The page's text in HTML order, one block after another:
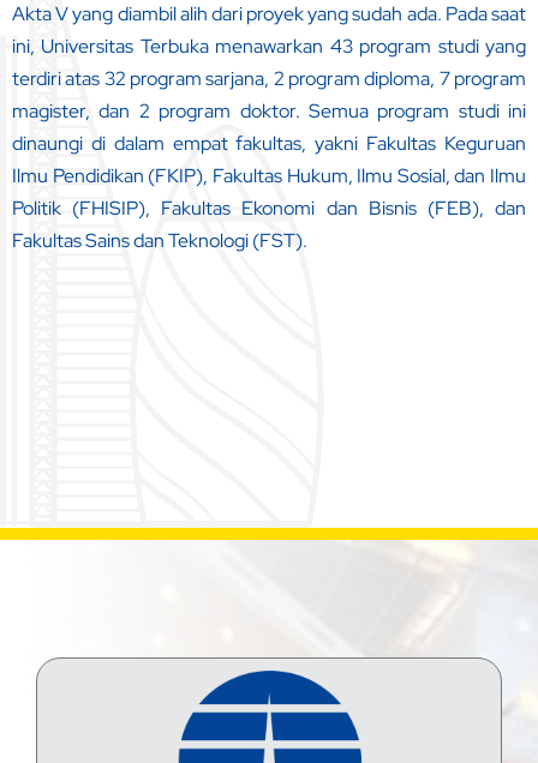
Akta V yang diambil alih dari proyek yang sudah ada. Pada saat
ini, Universitas Terbuka menawarkan 43 program studi yang
terdiri atas 32 program sarjana, 2 program diploma, 7 program
magister, dan 2 program doktor. Semua program studi ini
dinaungi di dalam empat fakultas, yakni Fakultas Keguruan
Ilmu Pendidikan (FKIP), Fakultas Hukum, Ilmu Sosial, dan Ilmu
Politik (FHISIP), Fakultas Ekonomi dan Bisnis (FEB), dan
Fakultas Sains dan Teknologi (FST).